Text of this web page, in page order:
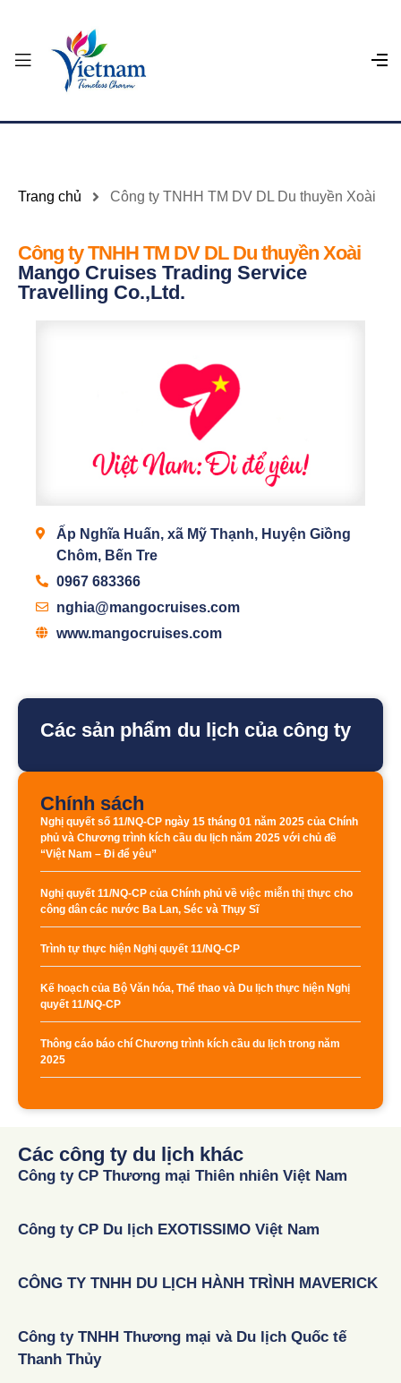
Trang chủ Công ty TNHH TM DV DL Du thuyền Xoài
Công ty TNHH TM DV DL Du thuyền Xoài
Mango Cruises Trading Service
Travelling Co.,Ltd.
Ấp Nghĩa Huấn, xã Mỹ Thạnh, Huyện Giồng
Chôm, Bến Tre
0967 683366
nghia@mangocruises.com
www.mangocruises.com
Các sản phẩm du lịch của công ty
Chính sách
Nghị quyết số 11/NQ-CP ngày 15 tháng 01 năm 2025 của Chính
phủ và Chương trình kích cầu du lịch năm 2025 với chủ đề
“Việt Nam – Đi để yêu”
Nghị quyết 11/NQ-CP của Chính phủ về việc miễn thị thực cho
công dân các nước Ba Lan, Séc và Thụy Sĩ
Trình tự thực hiện Nghị quyết 11/NQ-CP
Kế hoạch của Bộ Văn hóa, Thể thao và Du lịch thực hiện Nghị
quyết 11/NQ-CP
Thông cáo báo chí Chương trình kích cầu du lịch trong năm
2025
Các công ty du lịch khác
Công ty CP Thương mại Thiên nhiên Việt Nam
Công ty CP Du lịch EXOTISSIMO Việt Nam
CÔNG TY TNHH DU LỊCH HÀNH TRÌNH MAVERICK
Công ty TNHH Thương mại và Du lịch Quốc tế
Thanh Thủy